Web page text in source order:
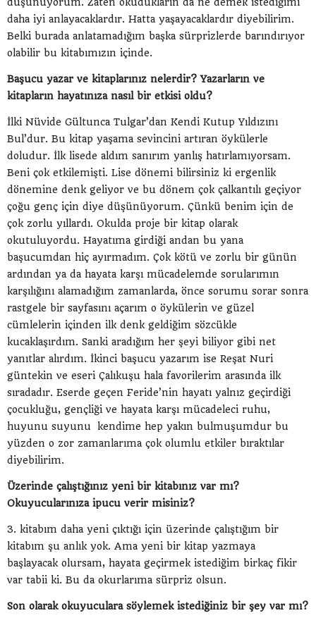
daha iyi anlayacaklardır. Hatta yaşayacaklardır diyebilirim.
Belki burada anlatamadığım başka sürprizlerde barındırıyor
olabilir bu kitabımızın içinde.
Başucu yazar ve kitaplarınız nelerdir? Yazarların ve
kitapların hayatınıza nasıl bir etkisi oldu?
İlki Nüvide Gültunca Tulgar’dan Kendi Kutup Yıldızını
Bul’dur. Bu kitap yaşama sevincini artıran öykülerle
doludur. İlk lisede aldım sanırım yanlış hatırlamıyorsam.
Beni çok etkilemişti. Lise dönemi bilirsiniz ki ergenlik
dönemine denk geliyor ve bu dönem çok çalkantılı geçiyor
çoğu genç için diye düşünüyorum. Çünkü benim için de
çok zorlu yıllardı. Okulda proje bir kitap olarak
okutuluyordu. Hayatıma girdiği andan bu yana
başucumdan hiç ayırmadım. Çok kötü ve zorlu bir günün
ardından ya da hayata karşı mücadelemde sorularımın
karşılığını alamadığım zamanlarda, önce sorumu sorar sonra
rastgele bir sayfasını açarım o öykülerin ve güzel
cümlelerin içinden ilk denk geldiğim sözcükle
kucaklaşırdım. Sanki aradığım her şeyi biliyor gibi net
yanıtlar alırdım. İkinci başucu yazarım ise Reşat Nuri
güntekin ve eseri Çalıkuşu hala favorilerim arasında ilk
sıradadır. Eserde geçen Feride’nin hayatı yalnız geçirdiği
çocukluğu, gençliği ve hayata karşı mücadeleci ruhu,
huyunu suyunu kendime hep yakın bulmuşumdur bu
yüzden o zor zamanlarıma çok olumlu etkiler bıraktılar
diyebilirim.
Üzerinde çalıştığınız yeni bir kitabınız var mı?
Okuyucularınıza ipucu verir misiniz?
3. kitabım daha yeni çıktığı için üzerinde çalıştığım bir
kitabım şu anlık yok. Ama yeni bir kitap yazmaya
başlayacak olursam, hayata geçirmek istediğim birkaç fikir
var tabii ki. Bu da okurlarıma sürpriz olsun.
Son olarak okuyuculara söylemek istediğiniz bir şey var mı?